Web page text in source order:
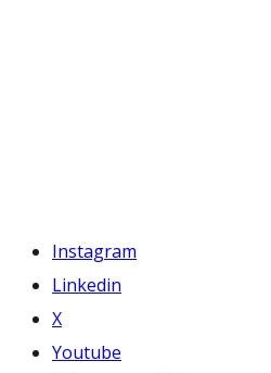
Instagram
Linkedin
X
Youtube